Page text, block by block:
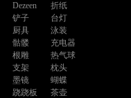
Dezeen
折纸
铲子
台灯
厨具
泳装
骷髅
充电器
根雕
热气球
支架
枕头
墨镜
蝴蝶
跷跷板
茶壶